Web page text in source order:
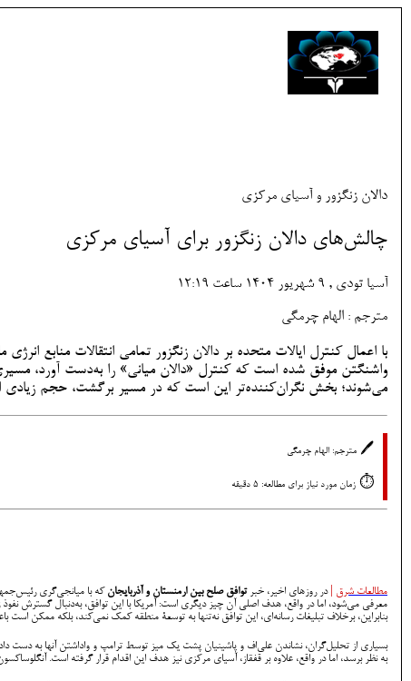
دالان زنگزور و آسیای مرکزی
​چالش‌های دالان زنگزور برای آسیای مرکزی
آسیا تودی , 9 شهريور 1404 ساعت 12:19
مترجم : الهام چرمگی
با اعمال کنترل ایالات متحده بر دالان زنگزور تمامی انتقالات منابع
واشنگتن موفق شده است که کنترل «دالان میانی» را به‌دست آورد،
می‌شوند؛ بخش نگران‌کننده‌تر این است که در مسیر برگشت، حجم زیادی
🖊️ مترجم: الهام چرمگی
⏱️ زمان مورد نیاز برای مطالعه: 5 دقیقه
مطالعات شرق در روزهای اخیر، خبرتوافق صلح بین ارمنستان و آذربایجان که با میانجی‌گری
معرفی می‌شود، اما در واقع، هدف اصلی آن چیز دیگری‌ است: آمریکا با این توافق، به‌دنبال گسترش
بنابراین، برخلاف تبلیغات رسانه‌ای، این توافق نه‌تنها به توسعۀ منطقه کمک نمی‌کند، بلکه ممکن است
بسیاری از تحلیل‌گران، نشاندن علی‌اف و پاشینیان پشت یک میز توسط ترامپ و واداشتن آنها به دست
به نظر برسد، اما در واقع، علاوه بر قفقاز، آسیای مرکزی نیز هدف این اقدام قرار گرفته است.